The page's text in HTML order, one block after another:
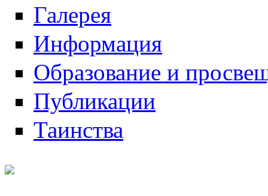
Галерея
Информация
Образование и
Публикации
Таинства